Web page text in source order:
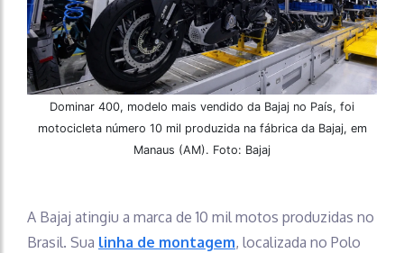
Dominar 400, modelo mais vendido da Bajaj no País, foi
motocicleta número 10 mil produzida na fábrica da Bajaj, em
Manaus (AM). Foto: Bajaj
A Bajaj atingiu a marca de 10 mil motos produzidas no
Brasil. Sua linha de montagem, localizada no Polo